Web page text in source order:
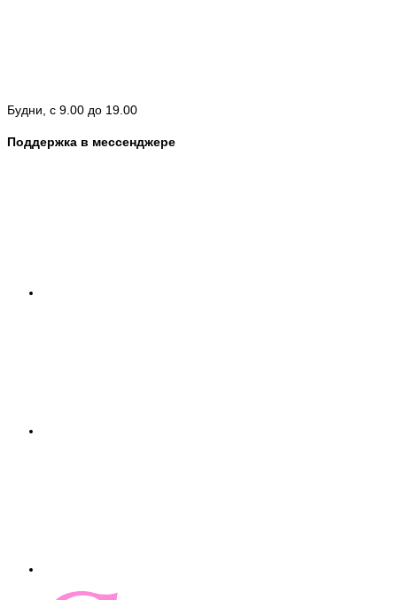
Будни, с 9.00 до 19.00
Поддержка в мессенджере